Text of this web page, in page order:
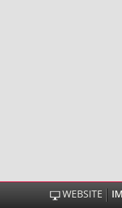
WEBSITE